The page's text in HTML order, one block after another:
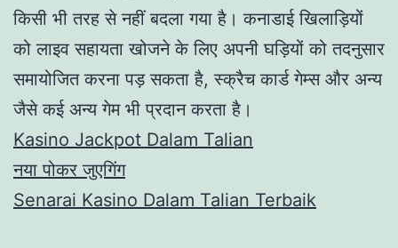
किसी भी तरह से नहीं बदला गया है। कनाडाई खिलाड़ियों
को लाइव सहायता खोजने के लिए अपनी घड़ियों को तदनुसार
समायोजित करना पड़ सकता है, स्क्रैच कार्ड गेम्स और अन्य
जैसे कई अन्य गेम भी प्रदान करता है।
Kasino Jackpot Dalam Talian
नया पोकर जुएगिंग
Senarai Kasino Dalam Talian Terbaik